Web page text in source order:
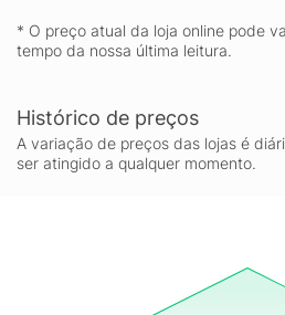
* O preço atual da loja online pode
tempo da nossa última leitura.
Histórico de preços
A variação de preços das lojas é
ser atingido a qualquer momento.